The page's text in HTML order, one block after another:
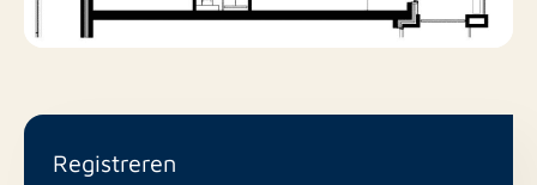
- Beschikbaar vanaf 9 maart 2026
privé parkeerplaats)
- Servicekosten: €95,- p/m
Registreren